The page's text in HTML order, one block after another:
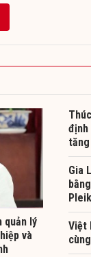
quản lý
và
định
Gia
Việt